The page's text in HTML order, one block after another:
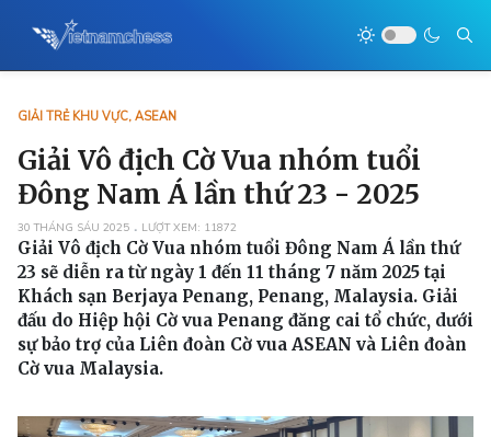
GIẢI TRẺ KHU VỰC, ASEAN
Giải Vô địch Cờ Vua nhóm tuổi
Đông Nam Á lần thứ 23 - 2025
30 THÁNG SÁU 2025 LƯỢT XEM: 11872
Giải Vô địch Cờ Vua nhóm tuổi Đông Nam Á lần thứ
23 sẽ diễn ra từ ngày 1 đến 11 tháng 7 năm 2025 tại
Khách sạn Berjaya Penang, Penang, Malaysia. Giải
đấu do Hiệp hội Cờ vua Penang đăng cai tổ chức, dưới
sự bảo trợ của Liên đoàn Cờ vua ASEAN và Liên đoàn
Cờ vua Malaysia.